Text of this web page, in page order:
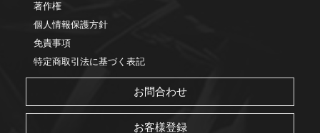
著作権
個人情報保護方針
免責事項
特定商取引法に基づく表記
お問合わせ
お客様登録